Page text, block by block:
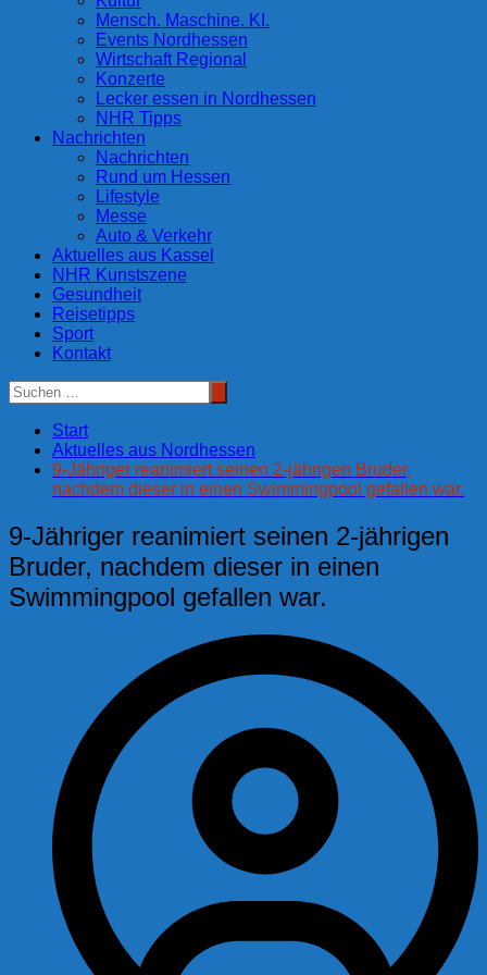
Mensch. Maschine. KI.
Events Nordhessen
Wirtschaft Regional
Konzerte
Lecker essen in Nordhessen
NHR Tipps
Nachrichten
Nachrichten
Rund um Hessen
Lifestyle
Messe
Auto & Verkehr
Aktuelles aus Kassel
NHR Kunstszene
Gesundheit
Reisetipps
Sport
Kontakt
Start
Aktuelles aus Nordhessen
9-Jähriger reanimiert seinen 2-jährigen Bruder,
nachdem dieser in einen Swimmingpool gefallen war.
9-Jähriger reanimiert seinen 2-jährigen
Bruder, nachdem dieser in einen
Swimmingpool gefallen war.